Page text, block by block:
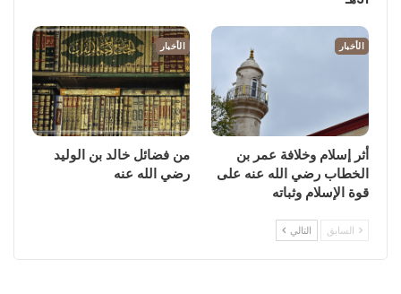
الأخبار
أثر إسلام وخلافة عمر بن
الخطاب رضي الله عنه على
قوة الإسلام وثباته
الأخبار
من فضائل خالد بن الوليد
رضي الله عنه
السابق التالي